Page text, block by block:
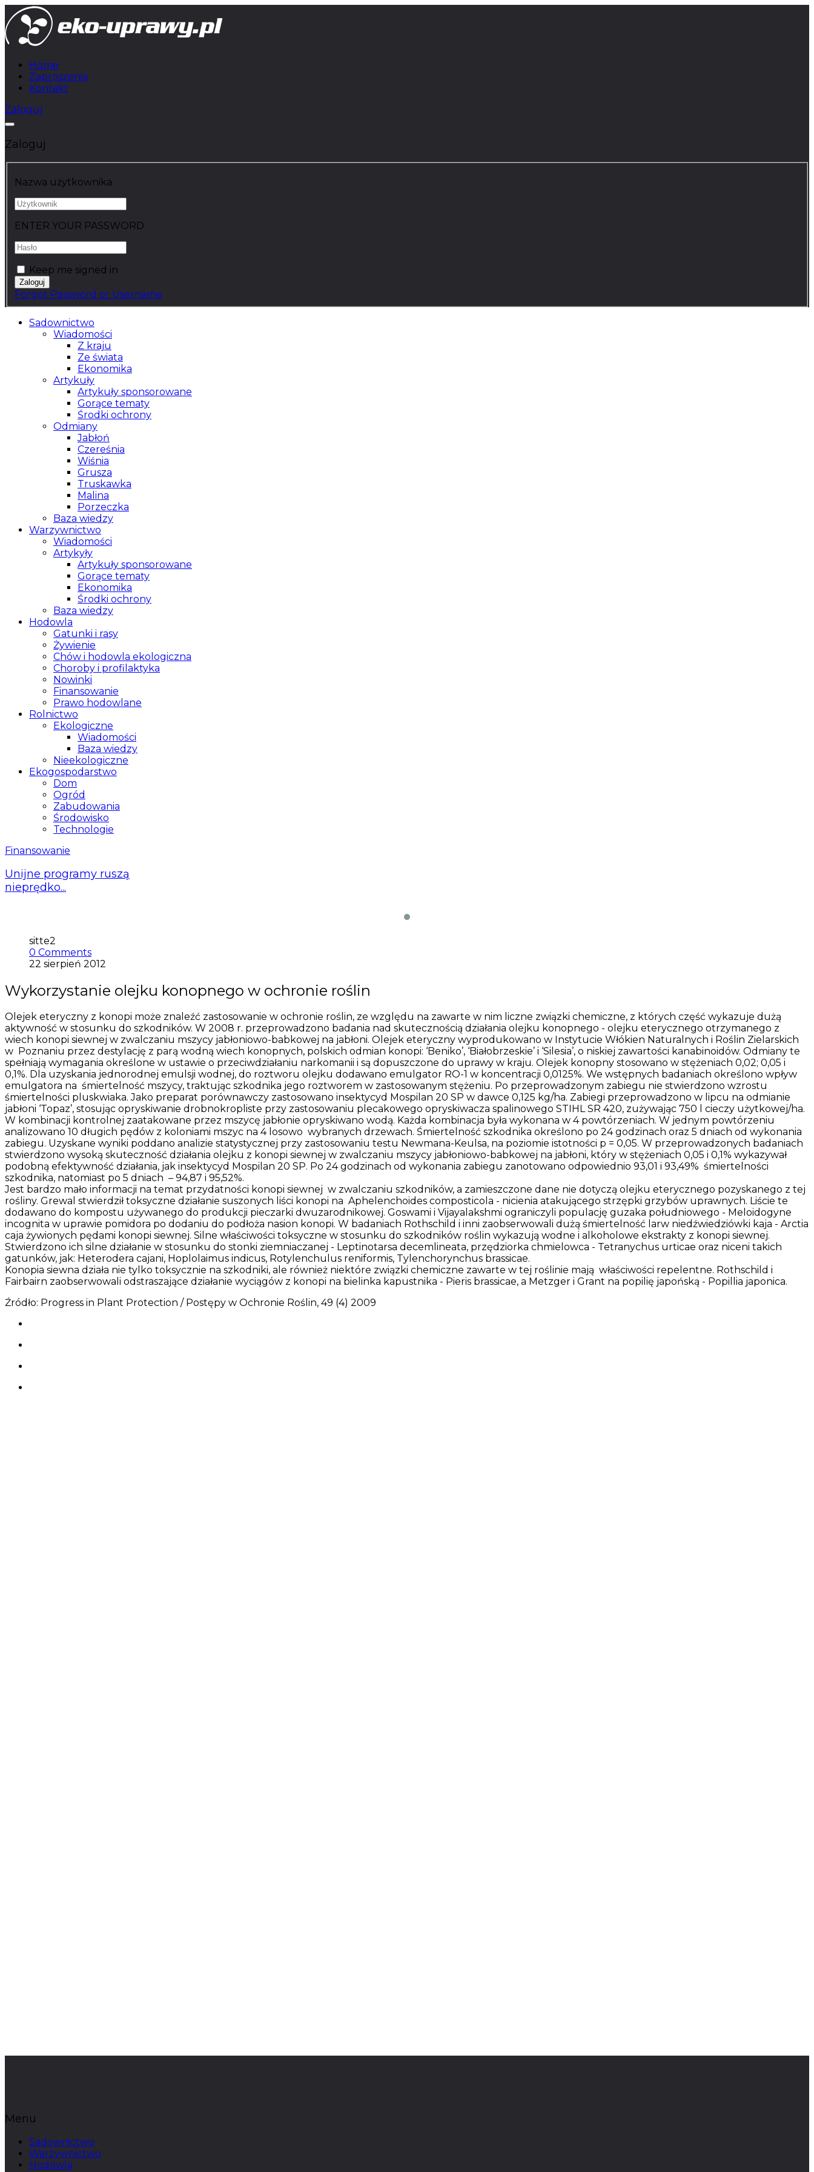
Home
Zaproszenia
Kontakt
Zaloguj
Zaloguj
Nazwa użytkownika
ENTER YOUR PASSWORD
Keep me signed in
Forgot Password or Username
Sadownictwo
Wiadomości
Z kraju
Ze świata
Ekonomika
Artykuły
Artykuły sponsorowane
Gorące tematy
Środki ochrony
Odmiany
Jabłoń
Czereśnia
Wiśnia
Grusza
Truskawka
Malina
Porzeczka
Baza wiedzy
Warzywnictwo
Wiadomości
Artykyły
Artykuły sponsorowane
Gorące tematy
Ekonomika
Środki ochrony
Baza wiedzy
Hodowla
Gatunki i rasy
Żywienie
Chów i hodowla ekologiczna
Choroby i profilaktyka
Nowinki
Finansowanie
Prawo hodowlane
Rolnictwo
Ekologiczne
Wiadomości
Baza wiedzy
Nieekologiczne
Ekogospodarstwo
Dom
Ogród
Zabudowania
Środowisko
Technologie
Finansowanie
Unijne programy ruszą
nieprędko...
sitte2
0 Comments
22 sierpień 2012
Wykorzystanie olejku konopnego w ochronie roślin
Olejek eteryczny z konopi może znaleźć zastosowanie w ochronie roślin, ze względu na zawarte w nim liczne związki chemiczne, z których część wykazuje dużą
aktywność w stosunku do szkodników. W 2008 r. przeprowadzono badania nad skutecznością działania olejku konopnego - olejku eterycznego otrzymanego z
wiech konopi siewnej w zwalczaniu mszycy jabłoniowo-babkowej na jabłoni. Olejek eteryczny wyprodukowano w Instytucie Włókien Naturalnych i Roślin Zielarskich
w Poznaniu przez destylację z parą wodną wiech konopnych, polskich odmian konopi: ‘Beniko’, ‘Białobrzeskie’ i ‘Silesia’, o niskiej zawartości kanabinoidów. Odmiany te
spełniają wymagania określone w ustawie o przeciwdziałaniu narkomanii i są dopuszczone do uprawy w kraju. Olejek konopny stosowano w stężeniach 0,02; 0,05 i
0,1%. Dla uzyskania jednorodnej emulsji wodnej, do roztworu olejku dodawano emulgator RO-1 w koncentracji 0,0125%. We wstępnych badaniach określono wpływ
emulgatora na śmiertelność mszycy, traktując szkodnika jego roztworem w zastosowanym stężeniu. Po przeprowadzonym zabiegu nie stwierdzono wzrostu
śmiertelności pluskwiaka. Jako preparat porównawczy zastosowano insektycyd Mospilan 20 SP w dawce 0,125 kg/ha. Zabiegi przeprowadzono w lipcu na odmianie
jabłoni ‘Topaz’, stosując opryskiwanie drobnokropliste przy zastosowaniu plecakowego opryskiwacza spalinowego STIHL SR 420, zużywając 750 l cieczy użytkowej/ha.
W kombinacji kontrolnej zaatakowane przez mszycę jabłonie opryskiwano wodą. Każda kombinacja była wykonana w 4 powtórzeniach. W jednym powtórzeniu
analizowano 10 długich pędów z koloniami mszyc na 4 losowo wybranych drzewach. Śmiertelność szkodnika określono po 24 godzinach oraz 5 dniach od wykonania
zabiegu. Uzyskane wyniki poddano analizie statystycznej przy zastosowaniu testu Newmana-Keulsa, na poziomie istotności p = 0,05. W przeprowadzonych badaniach
stwierdzono wysoką skuteczność działania olejku z konopi siewnej w zwalczaniu mszycy jabłoniowo-babkowej na jabłoni, który w stężeniach 0,05 i 0,1% wykazywał
podobną efektywność działania, jak insektycyd Mospilan 20 SP. Po 24 godzinach od wykonania zabiegu zanotowano odpowiednio 93,01 i 93,49% śmiertelności
szkodnika, natomiast po 5 dniach – 94,87 i 95,52%.
Jest bardzo mało informacji na temat przydatności konopi siewnej w zwalczaniu szkodników, a zamieszczone dane nie dotyczą olejku eterycznego pozyskanego z tej
rośliny. Grewal stwierdził toksyczne działanie suszonych liści konopi na Aphelenchoides composticola - nicienia atakującego strzępki grzybów uprawnych. Liście te
dodawano do kompostu używanego do produkcji pieczarki dwuzarodnikowej. Goswami i Vijayalakshmi ograniczyli populację guzaka południowego - Meloidogyne
incognita w uprawie pomidora po dodaniu do podłoża nasion konopi. W badaniach Rothschild i inni zaobserwowali dużą śmiertelność larw niedźwiedziówki kaja - Arctia
caja żywionych pędami konopi siewnej. Silne właściwości toksyczne w stosunku do szkodników roślin wykazują wodne i alkoholowe ekstrakty z konopi siewnej.
Stwierdzono ich silne działanie w stosunku do stonki ziemniaczanej - Leptinotarsa decemlineata, przędziorka chmielowca - Tetranychus urticae oraz niceni takich
gatunków, jak: Heterodera cajani, Hoplolaimus indicus, Rotylenchulus reniformis, Tylenchorynchus brassicae.
Konopia siewna działa nie tylko toksycznie na szkodniki, ale również niektóre związki chemiczne zawarte w tej roślinie mają właściwości repelentne. Rothschild i
Fairbairn zaobserwowali odstraszające działanie wyciągów z konopi na bielinka kapustnika - Pieris brassicae, a Metzger i Grant na popilię japońską - Popillia japonica.
Źródło: Progress in Plant Protection / Postępy w Ochronie Roślin, 49 (4) 2009
Menu
Sadownictwo
Warzywnictwo
Hodowla